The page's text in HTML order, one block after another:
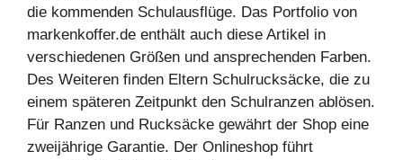
die kommenden Schulausflüge. Das Portfolio von
markenkoffer.de enthält auch diese Artikel in
verschiedenen Größen und ansprechenden Farben.
Des Weiteren finden Eltern Schulrucksäcke, die zu
einem späteren Zeitpunkt den Schulranzen ablösen.
Für Ranzen und Rucksäcke gewährt der Shop eine
zweijährige Garantie. Der Onlineshop führt